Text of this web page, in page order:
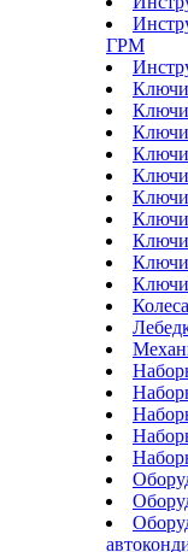
ГРМ
Ключи
Ключи
Ключи
Ключи
Ключи